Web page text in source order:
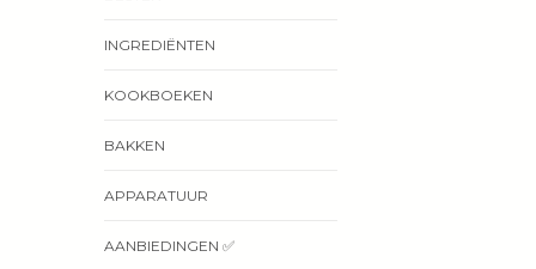
INGREDIËNTEN
KOOKBOEKEN
BAKKEN
APPARATUUR
AANBIEDINGEN ✅